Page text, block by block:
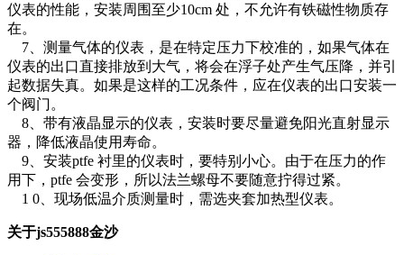
仪表的性能，安装周围至少10cm 处，不允许有铁磁性物质存
在。
7、测量气体的仪表，是在特定压力下校准的，如果气体在
仪表的出口直接排放到大气，将会在浮子处产生气压降，并引
起数据失真。如果是这样的工况条件，应在仪表的出口安装一
个阀门。
8、带有液晶显示的仪表，安装时要尽量避免阳光直射显示
器，降低液晶使用寿命。
9、安装ptfe 衬里的仪表时，要特别小心。由于在压力的作
用下，ptfe 会变形，所以法兰螺母不要随意拧得过紧。
1 0、现场低温介质测量时，需选夹套加热型仪表。
关于js555888金沙